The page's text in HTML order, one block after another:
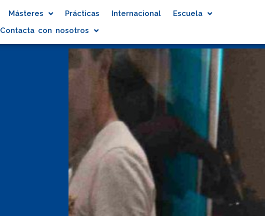
Másteres Prácticas Internacional
Escuela
Contacta con nosotros